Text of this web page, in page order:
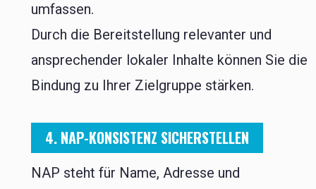
umfassen.
Durch die Bereitstellung relevanter und
ansprechender lokaler Inhalte können Sie die
Bindung zu Ihrer Zielgruppe stärken.
4. NAP-KONSISTENZ SICHERSTELLEN
NAP steht für Name, Adresse und